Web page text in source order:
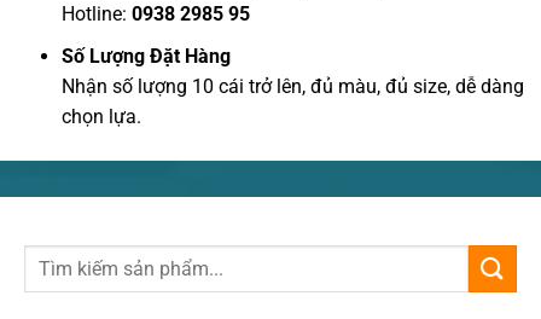
Hotline: 0938 2985 95
Số Lượng Đặt Hàng
Nhận số lượng 10 cái trở lên, đủ màu, đủ size, dễ dàng
chọn lựa.